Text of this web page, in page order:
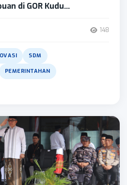
di GOR Kudu...
148
SDM
PEMERINTAHAN